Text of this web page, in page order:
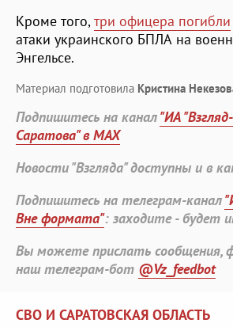
Кроме того, три офицера погибли
атаки украинского БПЛА на
Энгельсе.
Материал подготовила Кристина
Подпишитесь на канал"ИА
Саратова" в MAX
Новости "Взгляда" доступны и в
Подпишитесь на телеграм-канал
Вне формата": заходите - будет
Вы можете прислать сообщения,
наш телеграм-бот @Vz_feedbot
СВО И САРАТОВСКАЯ ОБЛАСТЬ